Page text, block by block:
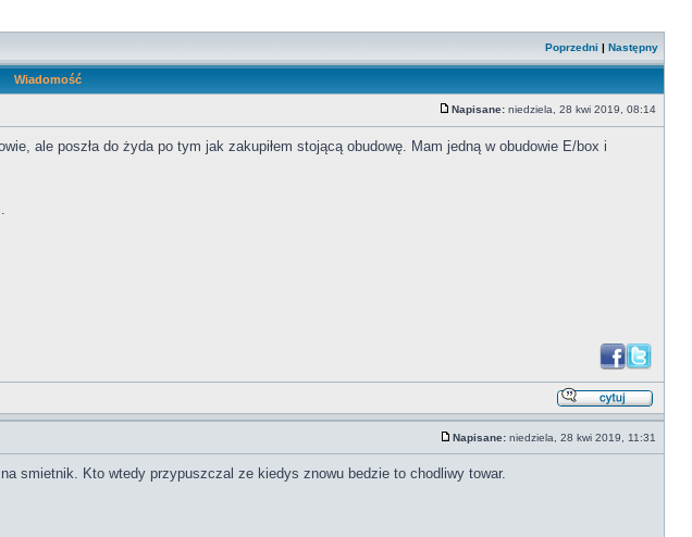
Poprzedni | Następny
Wiadomość
Napisane: niedziela, 28 kwi 2019, 08:14
ale poszła do żyda po tym jak zakupiłem stojącą obudowę. Mam jedną w obudowie E/box i
Napisane: niedziela, 28 kwi 2019, 11:31
smietnik. Kto wtedy przypuszczal ze kiedys znowu bedzie to chodliwy towar.